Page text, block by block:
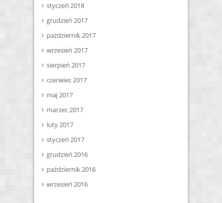
styczeń 2018
grudzień 2017
październik 2017
wrzesień 2017
sierpień 2017
czerwiec 2017
maj 2017
marzec 2017
luty 2017
styczeń 2017
grudzień 2016
październik 2016
wrzesień 2016